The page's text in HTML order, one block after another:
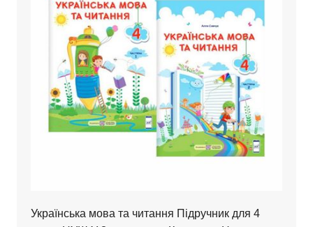
Українська мова та читання Підручник для 4